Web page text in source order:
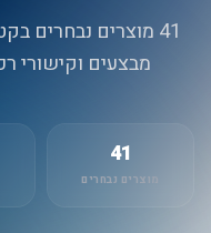
41 מוצרים נבחרים
מבצעים וקישורי
41
מוצרים נבחרים